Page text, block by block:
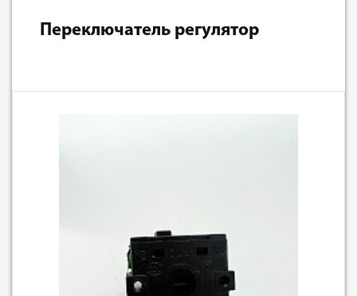
Переключатель регулятор